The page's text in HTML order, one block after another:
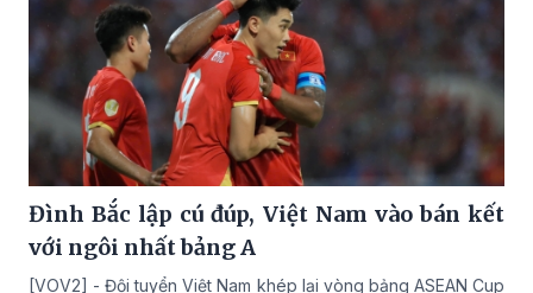
Đình Bắc lập cú đúp, Việt Nam vào bán kết
với ngôi nhất bảng A
[VOV2] - Đội tuyển Việt Nam khép lại vòng bảng ASEAN Cup